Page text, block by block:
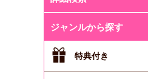
ジャンルから探す
特典付き